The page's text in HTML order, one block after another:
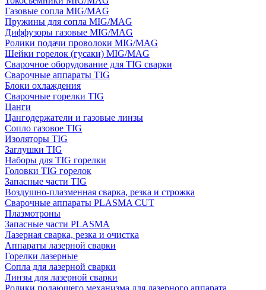
Газовые сопла MIG/MAG
Пружины для сопла MIG/MAG
Диффузоры газовые MIG/MAG
Ролики подачи проволоки MIG/MAG
Шейки горелок (гусаки) MIG/MAG
Сварочное оборудование для TIG сварки
Сварочные аппараты TIG
Блоки охлаждения
Сварочные горелки TIG
Цанги
Цангодержатели и газовые линзы
Сопло газовое TIG
Изоляторы TIG
Заглушки TIG
Наборы для TIG горелки
Головки TIG горелок
Запасные части TIG
Воздушно-плазменная сварка, резка и строжка
Сварочные аппараты PLASMA CUT
Плазмотроны
Запасные части PLASMA
Лазерная сварка, резка и очистка
Аппараты лазерной сварки
Горелки лазерные
Сопла для лазерной сварки
Линзы для лазерной сварки
Ролики подающего механизма для лазерного аппарата